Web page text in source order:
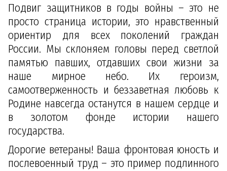
Подвиг защитников в годы войны – это не
просто страница истории, это нравственный
ориентир для всех поколений граждан
России. Мы склоняем головы перед светлой
памятью павших, отдавших свои жизни за
наше мирное небо. Их героизм,
самоотверженность и беззаветная любовь к
Родине навсегда останутся в нашем сердце и
в золотом фонде истории нашего
государства.
Дорогие ветераны! Ваша фронтовая юность и
послевоенный труд – это пример подлинного